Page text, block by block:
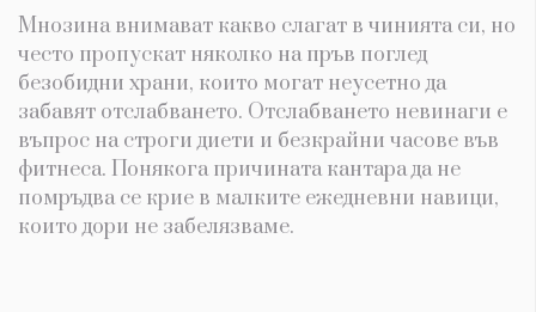
Мнозина внимават какво слагат в чинията си, но
често пропускат няколко на пръв поглед
безобидни храни, които могат неусетно да
забавят отслабването. Отслабването невинаги е
въпрос на строги диети и безкрайни часове във
фитнеса. Понякога причината кантара да не
помръдва се крие в малките ежедневни навици,
които дори не забелязваме.